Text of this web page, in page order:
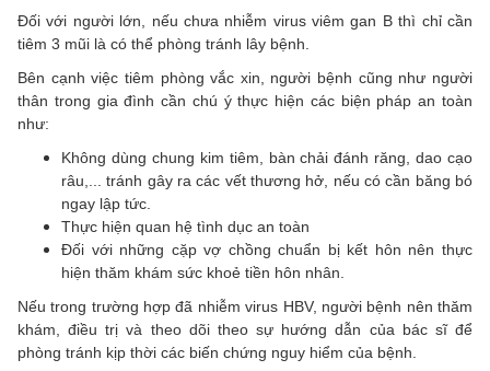
Đối với người lớn, nếu chưa nhiễm virus viêm gan B thì chỉ cần
tiêm 3 mũi là có thể phòng tránh lây bệnh.
Bên cạnh việc tiêm phòng vắc xin, người bệnh cũng như người
thân trong gia đình cần chú ý thực hiện các biện pháp an toàn
như:
Không dùng chung kim tiêm, bàn chải đánh răng, dao cạo
râu,... tránh gây ra các vết thương hở, nếu có cần băng bó
ngay lập tức.
Thực hiện quan hệ tình dục an toàn
Đối với những cặp vợ chồng chuẩn bị kết hôn nên thực
hiện thăm khám sức khoẻ tiền hôn nhân.
Nếu trong trường hợp đã nhiễm virus HBV, người bệnh nên thăm
khám, điều trị và theo dõi theo sự hướng dẫn của bác sĩ để
phòng tránh kịp thời các biến chứng nguy hiểm của bệnh.